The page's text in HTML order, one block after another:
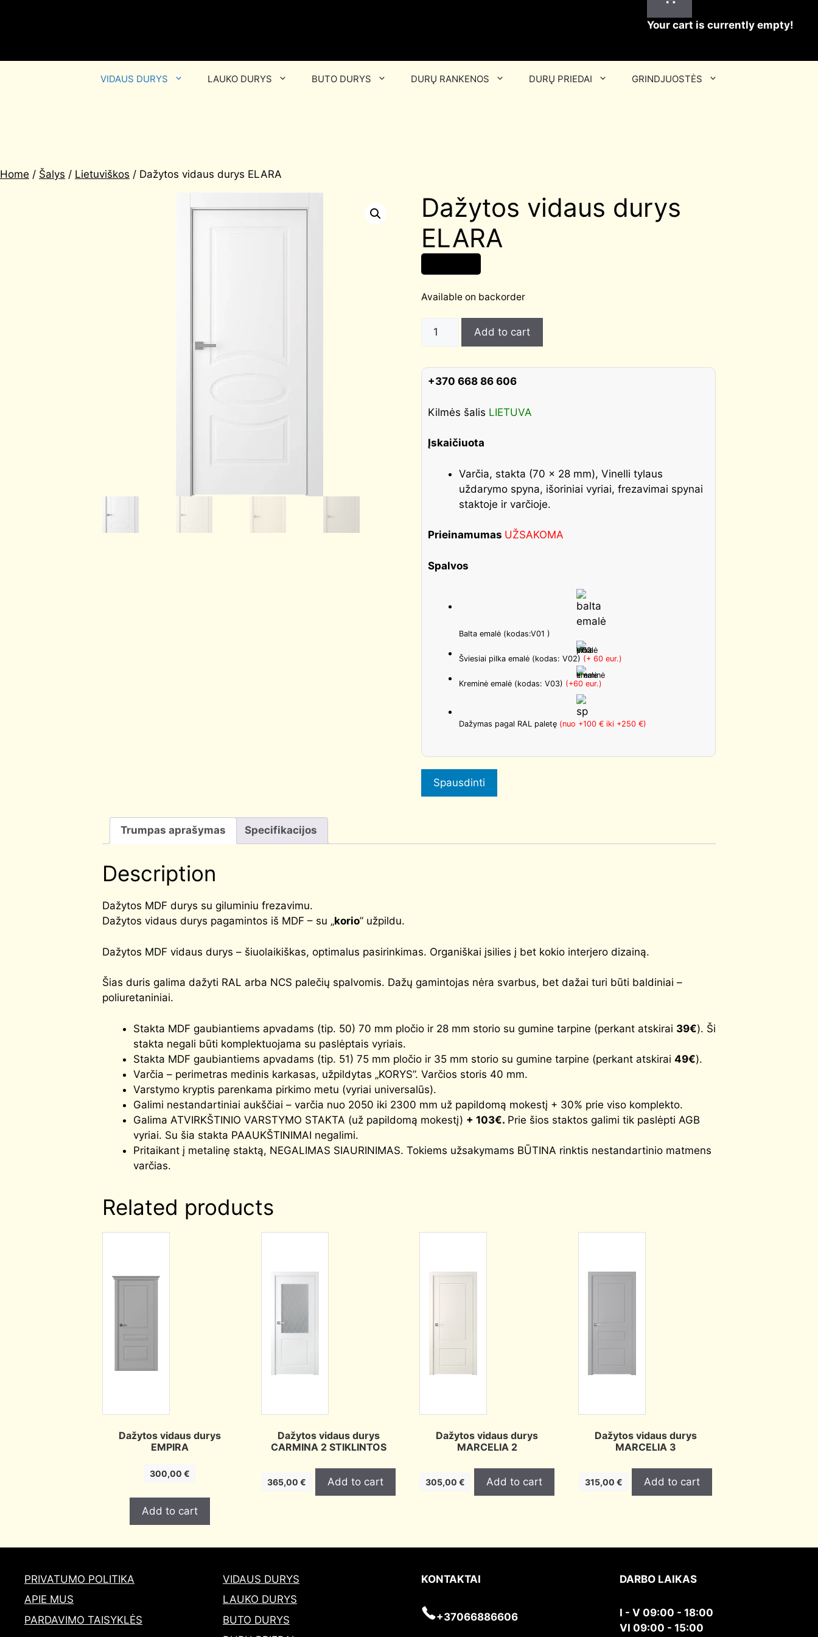
Your cart is currently empty!
VIDAUS DURYS LAUKO DURYS BUTO DURYS DURŲ RANKENOS DURŲ PRIEDAI GRINDJUOSTĖS
Home / Šalys / Lietuviškos / Dažytos vidaus durys ELARA
Dažytos vidaus durys
ELARA
Available on backorder
Dažytos
ELARA
quantity
Add to cart
+370 668 86 606
Kilmės šalis LIETUVA
Įskaičiuota
Varčia, stakta (70 x 28 mm), Vinelli tylaus
uždarymo spyna, išoriniai vyriai, frezavimai spynai
staktoje ir varčioje.
Prieinamumas UŽSAKOMA
Spalvos
Balta emalė (kodas:V01 )
Šviesiai pilka emalė (kodas: V02) (+ 60 eur.)
Kreminė emalė (kodas: V03) (+60 eur.)
Dažymas pagal RAL paletę (nuo +100 € iki +250 €)
Spausdinti
Trumpas aprašymas Specifikacijos
Description
Dažytos MDF durys su giluminiu frezavimu.
Dažytos vidaus durys pagamintos iš MDF – su „korio” užpildu.
Dažytos MDF vidaus durys – šiuolaikiškas, optimalus pasirinkimas. Organiškai įsilies į bet kokio interjero dizainą.
Šias duris galima dažyti RAL arba NCS palečių spalvomis. Dažų gamintojas nėra svarbus, bet dažai turi būti baldiniai –
poliuretaniniai.
Stakta MDF gaubiantiems apvadams (tip. 50) 70 mm pločio ir 28 mm storio su gumine tarpine (perkant atskirai 39€). Ši
stakta negali būti komplektuojama su paslėptais vyriais.
Stakta MDF gaubiantiems apvadams (tip. 51) 75 mm pločio ir 35 mm storio su gumine tarpine (perkant atskirai 49€).
Varčia – perimetras medinis karkasas, užpildytas „KORYS”. Varčios storis 40 mm.
Varstymo kryptis parenkama pirkimo metu (vyriai universalūs).
Galimi nestandartiniai aukščiai – varčia nuo 2050 iki 2300 mm už papildomą mokestį + 30% prie viso komplekto.
Galima ATVIRKŠTINIO VARSTYMO STAKTA (už papildomą mokestį) + 103€. Prie šios staktos galimi tik paslėpti AGB
vyriai. Su šia stakta PAAUKŠTINIMAI negalimi.
Pritaikant į metalinę staktą, NEGALIMAS SIAURINIMAS. Tokiems užsakymams BŪTINA rinktis nestandartinio matmens
varčias.
Related products
Dažytos vidaus durys
EMPIRA
300,00€
Add to cart
Dažytos vidaus durys
CARMINA 2 STIKLINTOS
365,00€ Add to cart
Dažytos vidaus durys
MARCELIA 2
305,00€ Add to cart
Dažytos vidaus durys
MARCELIA 3
315,00€ Add to cart
PRIVATUMO POLITIKA
APIE MUS
PARDAVIMO TAISYKLĖS
VIDAUS DURYS
LAUKO DURYS
BUTO DURYS
KONTAKTAI
+37066886606
DARBO LAIKAS
I - V 09:00 - 18:00
VI 09:00 - 15:00